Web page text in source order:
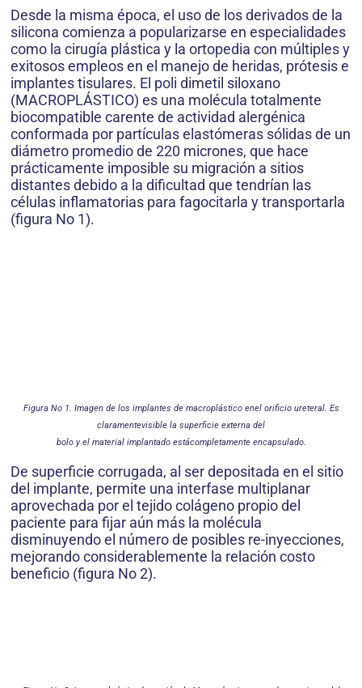
Desde la misma época, el uso de los derivados de la
silicona comienza a popularizarse en especialidades
como la cirugía plástica y la ortopedia con múltiples y
exitosos empleos en el manejo de heridas, prótesis e
implantes tisulares. El poli dimetil siloxano
(MACROPLÁSTICO) es una molécula totalmente
biocompatible carente de actividad alergénica
conformada por partículas elastómeras sólidas de un
diámetro promedio de 220 micrones, que hace
prácticamente imposible su migración a sitios
distantes debido a la dificultad que tendrían las
células inflamatorias para fagocitarla y transportarla
(figura No 1).
Figura No 1. Imagen de los implantes de macroplástico enel orificio ureteral. Es
claramentevisible la superficie externa del
bolo y el material implantado estácompletamente encapsulado.
De superficie corrugada, al ser depositada en el sitio
del implante, permite una interfase multiplanar
aprovechada por el tejido colágeno propio del
paciente para fijar aún más la molécula
disminuyendo el número de posibles re-inyecciones,
mejorando considerablemente la relación costo
beneficio (figura No 2).